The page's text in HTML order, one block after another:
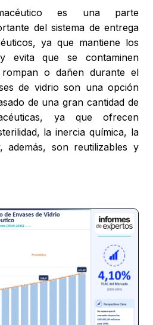
es una parte
del sistema de entrega
ya que mantiene los
evita que se contaminen
o dañen durante el
de vidrio son una opción
de una gran cantidad de
ya que ofrecen
la inercia química, la
además, son reutilizables y